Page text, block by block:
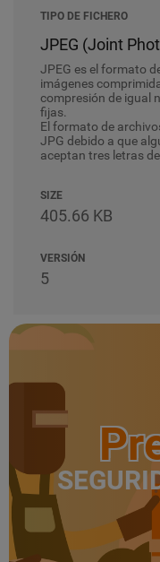
TIPO DE FICHERO
JPEG (Joint
JPEG es el formato
imágenes
compresión de igual
fijas.
El formato de
JPG debido a que
aceptan tres letras
SIZE
405.66 KB
VERSIÓN
5